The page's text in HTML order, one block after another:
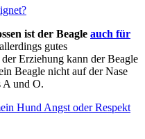
ist der Beagle auch für
gutes
Erziehung kann der Beagle
Beagle nicht auf der Nase
A und O.
Hund Angst oder Respekt